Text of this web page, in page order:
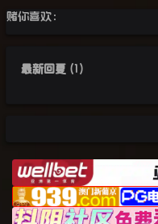
赌你喜欢：
最新回复 (1 )